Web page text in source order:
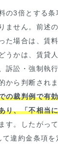
の3倍とする条
ません。前述
た場合は、賃
うかは、賃貸
訴訟・強制執
から判断されま
の裁判例で有
り、「不相当
す。したがっ
て違約金条項